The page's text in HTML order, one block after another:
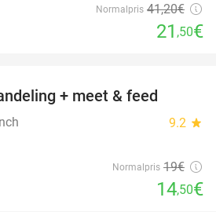
Normalpris 41,20€
21 ,50€
+ meet & feed
9.2 star
Normalpris 19€
14,50€